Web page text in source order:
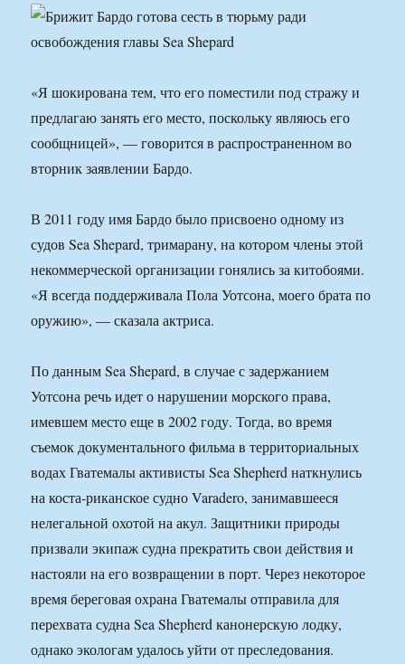
«Я шокирована тем, что его поместили под стражу и
предлагаю занять его место, поскольку являюсь его
сообщницей», — говорится в распространенном во
вторник заявлении Бардо.
В 2011 году имя Бардо было присвоено одному из
судов Sea Shepard, тримарану, на котором члены этой
некоммерческой организации гонялись за китобоями.
«Я всегда поддерживала Пола Уотсона, моего брата по
оружию», — сказала актриса.
По данным Sea Shepard, в случае с задержанием
Уотсона речь идет о нарушении морского права,
имевшем место еще в 2002 году. Тогда, во время
съемок документального фильма в территориальных
водах Гватемалы активисты Sea Shepherd наткнулись
на коста-риканское судно Varadero, занимавшееся
нелегальной охотой на акул. Защитники природы
призвали экипаж судна прекратить свои действия и
настояли на его возвращении в порт. Через некоторое
время береговая охрана Гватемалы отправила для
перехвата судна Sea Shepherd канонерскую лодку,
однако экологам удалось уйти от преследования.